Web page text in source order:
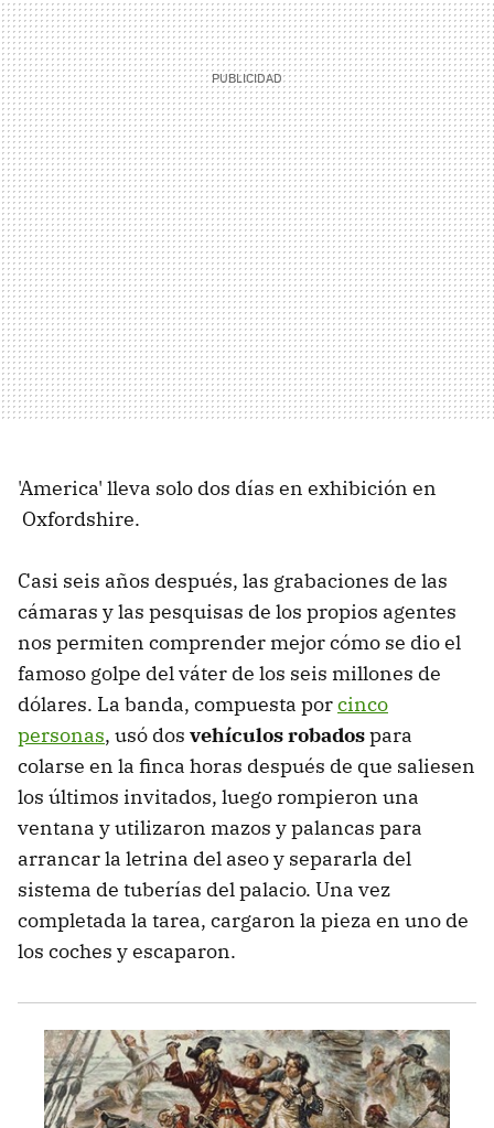
'America' lleva solo dos días en exhibición en
Oxfordshire.
Casi seis años después, las grabaciones de las
cámaras y las pesquisas de los propios agentes
nos permiten comprender mejor cómo se dio el
famoso golpe del váter de los seis millones de
dólares. La banda, compuesta porcinco
personas, usó dos vehículos robadospara
colarse en la finca horas después de que saliesen
los últimos invitados, luego rompieron una
ventana y utilizaron mazos y palancas para
arrancar la letrina del aseo y separarla del
sistema de tuberías del palacio. Una vez
completada la tarea, cargaron la pieza en uno de
los coches y escaparon.